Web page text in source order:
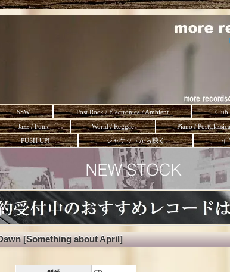
SSW Post Rock / Electronica / Ambient Club
Jazz / Funk World / Reggae Piano /
PUSH UP! ジャケットから聴く。 イ
[Something about April]